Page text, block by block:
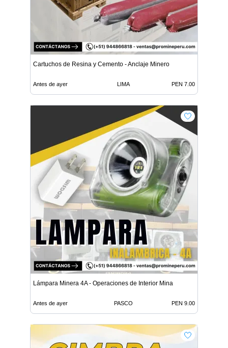
Cartuchos de Resina y Cemento - Anclaje Minero
Antes de ayer LIMA PEN 7.00
Lámpara Minera 4A - Operaciones de Interior Mina
Antes de ayer PASCO PEN 9.00